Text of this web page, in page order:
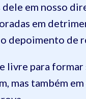
em nosso
em
depoimento de
para
também em